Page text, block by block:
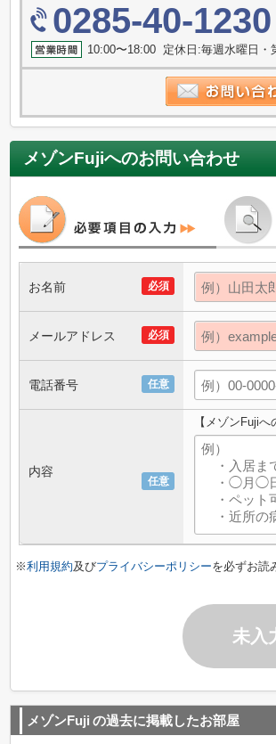
0285-40-1230
10:00〜18:00 定休日:毎週水曜日・
メゾンFujiへのお問い合わせ
必須
お名前
必須
メールアドレス
任意
電話番号
任意
内容
【メゾンFujiへ
※利用規約及びプライバシーポリシーを必ずお読
未入
メゾンFuji の過去に掲載したお部屋